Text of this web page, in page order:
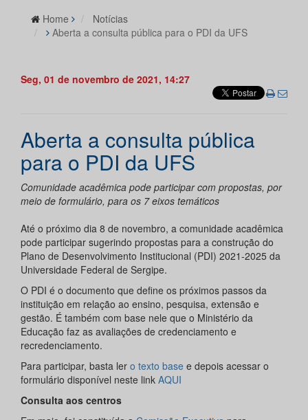
Home
Notícias
Aberta a consulta pública para o PDI da UFS
Seg, 01 de novembro de 2021, 14:27
Aberta a consulta pública
para o PDI da UFS
Comunidade acadêmica pode participar com propostas, por
meio de formulário, para os 7 eixos temáticos
Até o próximo dia 8 de novembro, a comunidade acadêmica
pode participar sugerindo propostas para a construção do
Plano de Desenvolvimento Institucional (PDI) 2021-2025 da
Universidade Federal de Sergipe.
O PDI é o documento que define os próximos passos da
instituição em relação ao ensino, pesquisa, extensão e
gestão. É também com base nele que o Ministério da
Educação faz as avaliações de credenciamento e
recredenciamento.
Para participar, basta ler o texto base e depois acessar o
formulário disponível neste link AQUI
Consulta aos centros